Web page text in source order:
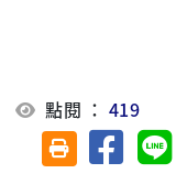
點閱 ：419
友善列印(另開視
分享至